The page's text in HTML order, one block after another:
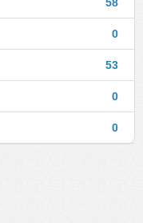
0
53
0
0